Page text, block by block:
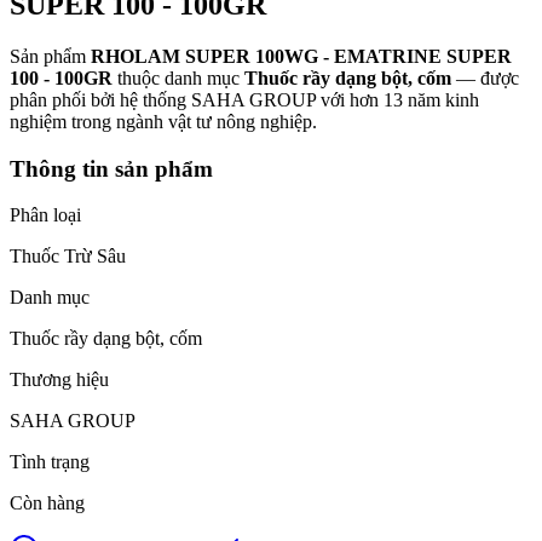
Sản phẩm RHOLAM SUPER 100WG - EMATRINE SUPER
100 - 100GR thuộc danh mục Thuốc rầy dạng bột, cốm — được
phân phối bởi hệ thống SAHA GROUP với hơn 13 năm kinh
nghiệm trong ngành vật tư nông nghiệp.
Thông tin sản phẩm
Phân loại
Thuốc Trừ Sâu
Danh mục
Thuốc rầy dạng bột, cốm
Thương hiệu
SAHA GROUP
Tình trạng
Còn hàng